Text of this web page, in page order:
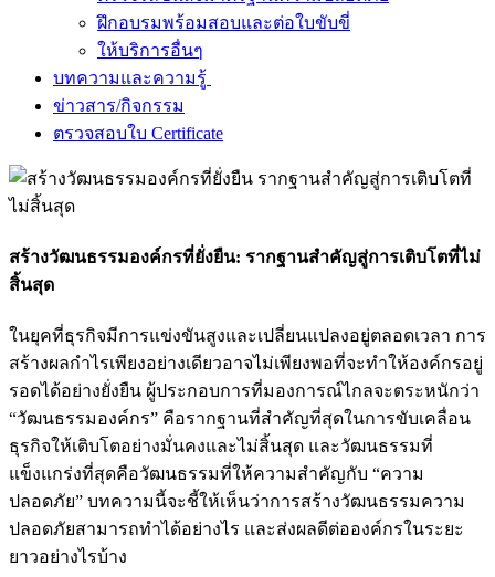
ฝึกอบรมพร้อมสอบและต่อใบขับขี่
ให้บริการอื่นๆ
บทความและความรู้
ข่าวสาร/กิจกรรม
ตรวจสอบใบ Certificate
สร้างวัฒนธรรมองค์กรที่ยั่งยืน: รากฐานสำคัญสู่การเติบโตที่ไม่
สิ้นสุด
ในยุคที่ธุรกิจมีการแข่งขันสูงและเปลี่ยนแปลงอยู่ตลอดเวลา การ
สร้างผลกำไรเพียงอย่างเดียวอาจไม่เพียงพอที่จะทำให้องค์กรอยู่
รอดได้อย่างยั่งยืน ผู้ประกอบการที่มองการณ์ไกลจะตระหนักว่า
“วัฒนธรรมองค์กร” คือรากฐานที่สำคัญที่สุดในการขับเคลื่อน
ธุรกิจให้เติบโตอย่างมั่นคงและไม่สิ้นสุด และวัฒนธรรมที่
แข็งแกร่งที่สุดคือวัฒนธรรมที่ให้ความสำคัญกับ “ความ
ปลอดภัย” บทความนี้จะชี้ให้เห็นว่าการสร้างวัฒนธรรมความ
ปลอดภัยสามารถทำได้อย่างไร และส่งผลดีต่อองค์กรในระยะ
ยาวอย่างไรบ้าง